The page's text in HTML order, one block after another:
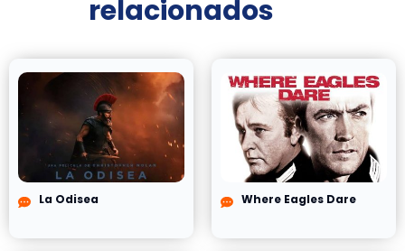
relacionados
La Odisea Where Eagles Dare